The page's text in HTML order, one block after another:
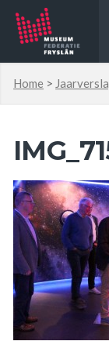
Home >